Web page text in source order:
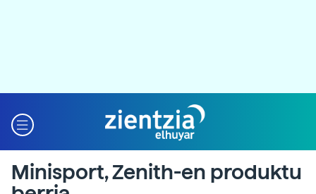
Minisport, Zenith-en produktu